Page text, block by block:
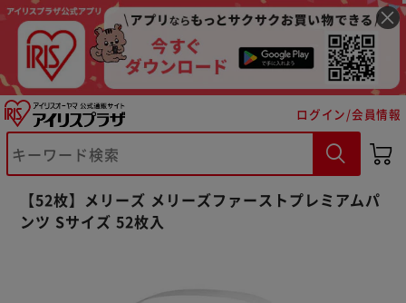
ログイン/会員情報
【52枚】メリーズ メリーズファーストプレミアムパ
ンツ Sサイズ 52枚入